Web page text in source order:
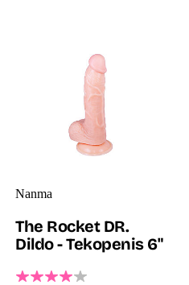
Nanma
The Rocket DR.
Dildo - Tekopenis 6"